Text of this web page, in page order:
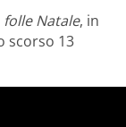
folle Natale, in
scorso 13